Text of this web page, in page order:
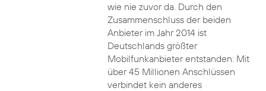
wie nie zuvor da. Durch den
Zusammenschluss der beiden
Anbieter im Jahr 2014 ist
Deutschlands größter
Mobilfunkanbieter entstanden: Mit
über 45 Millionen Anschlüssen
verbindet kein anderes